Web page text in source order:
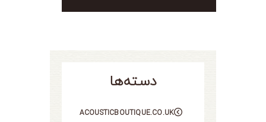
دسته‌ها
ACOUSTICBOUTIQUE.CO.UK